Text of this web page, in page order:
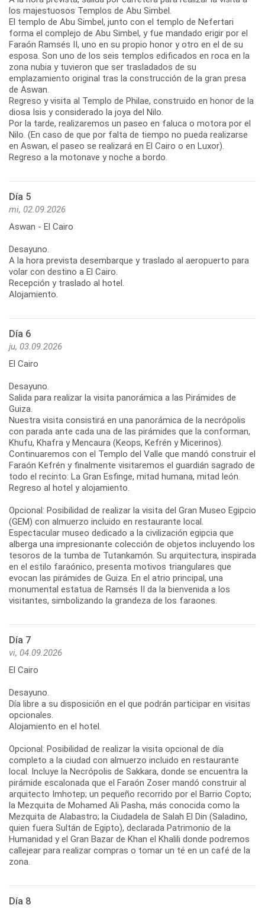
los majestuosos Templos de Abu Simbel.
El templo de Abu Simbel, junto con el templo de Nefertari
forma el complejo de Abu Simbel, y fue mandado erigir por el
Faraón Ramsés II, uno en su propio honor y otro en el de su
esposa. Son uno de los seis templos edificados en roca en la
zona nubia y tuvieron que ser trasladados de su
emplazamiento original tras la construcción de la gran presa
de Aswan.
Regreso y visita al Templo de Philae, construido en honor de la
diosa Isis y considerado la joya del Nilo.
Por la tarde, realizaremos un paseo en faluca o motora por el
Nilo. (En caso de que por falta de tiempo no pueda realizarse
en Aswan, el paseo se realizará en El Cairo o en Luxor).
Regreso a la motonave y noche a bordo.
Día 5
mi, 02.09.2026
Aswan - El Cairo
Desayuno.
A la hora prevista desembarque y traslado al aeropuerto para
volar con destino a El Cairo.
Recepción y traslado al hotel.
Alojamiento.
Día 6
ju, 03.09.2026
El Cairo
Desayuno.
Salida para realizar la visita panorámica a las Pirámides de
Guiza.
Nuestra visita consistirá en una panorámica de la necrópolis
con parada ante cada una de las pirámides que la conforman,
Khufu, Khafra y Mencaura (Keops, Kefrén y Micerinos).
Continuaremos con el Templo del Valle que mandó construir el
Faraón Kefrén y finalmente visitaremos el guardián sagrado de
todo el recinto: La Gran Esfinge, mitad humana, mitad león.
Regreso al hotel y alojamiento.
Opcional: Posibilidad de realizar la visita del Gran Museo Egipcio
(GEM) con almuerzo incluido en restaurante local.
Espectacular museo dedicado a la civilización egipcia que
alberga una impresionante colección de objetos incluyendo los
tesoros de la tumba de Tutankamón. Su arquitectura, inspirada
en el estilo faraónico, presenta motivos triangulares que
evocan las pirámides de Guiza. En el atrio principal, una
monumental estatua de Ramsés II da la bienvenida a los
visitantes, simbolizando la grandeza de los faraones.
Día 7
vi, 04.09.2026
El Cairo
Desayuno.
Día libre a su disposición en el que podrán participar en visitas
opcionales.
Alojamiento en el hotel.
Opcional: Posibilidad de realizar la visita opcional de día
completo a la ciudad con almuerzo incluido en restaurante
local. Incluye la Necrópolis de Sakkara, donde se encuentra la
pirámide escalonada que el Faraón Zoser mandó construir al
arquitecto Imhotep; un pequeño recorrido por el Barrio Copto;
la Mezquita de Mohamed Ali Pasha, más conocida como la
Mezquita de Alabastro; la Ciudadela de Salah El Din (Saladino,
quien fuera Sultán de Egipto), declarada Patrimonio de la
Humanidad y el Gran Bazar de Khan el Khalili donde podremos
callejear para realizar compras o tomar un té en un café de la
zona.
Día 8